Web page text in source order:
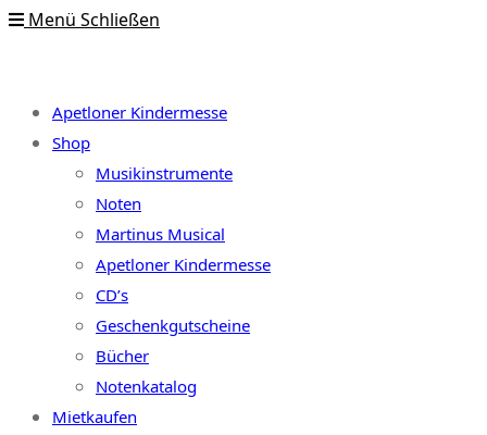
Menü Schließen
Apetloner Kindermesse
Shop
Musikinstrumente
Noten
Martinus Musical
Apetloner Kindermesse
CD’s
Geschenkgutscheine
Bücher
Notenkatalog
Mietkaufen